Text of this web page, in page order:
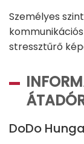
Személyes
stressztűrő
DoDo